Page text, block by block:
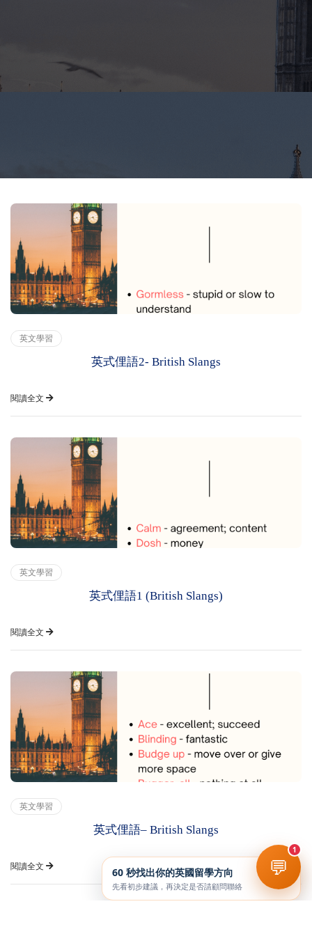
英文學習
英式俚語2- British Slangs
閱讀全文
英文學習
英式俚語1 (British Slangs)
閱讀全文
英文學習
英式俚語– British Slangs
閱讀全文 60 秒找出你的英國留學方向
先看初步建議，再決定是否請顧問聯絡
💬
1